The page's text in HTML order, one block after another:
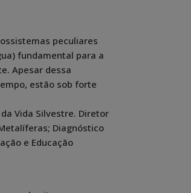
peculiares
fundamental para a
Apesar dessa
estão sob forte
Vida Silvestre. Diretor
Diagnóstico
e Educação